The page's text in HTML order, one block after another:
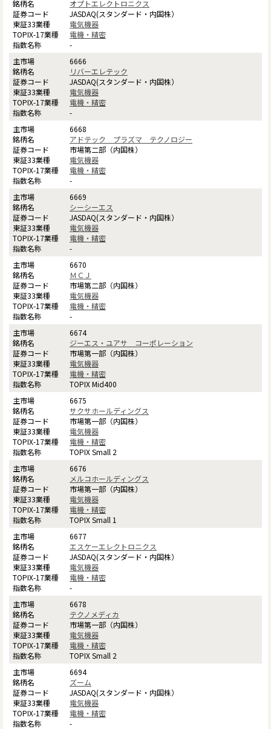
オプトエレクトロニクス
JASDAQ(スタンダード・内国株）
電気機器
電機・精密
-
6666
リバーエレテック
JASDAQ(スタンダード・内国株）
電気機器
電機・精密
-
6668
アドテック プラズマ テクノロジー
市場第二部（内国株）
電気機器
電機・精密
-
6669
シーシーエス
JASDAQ(スタンダード・内国株）
電気機器
電機・精密
-
6670
ＭＣＪ
市場第二部（内国株）
電気機器
電機・精密
-
6674
ジーエス・ユアサ コーポレーション
市場第一部（内国株）
電気機器
電機・精密
TOPIX Mid400
6675
サクサホールディングス
市場第一部（内国株）
電気機器
電機・精密
TOPIX Small 2
6676
メルコホールディングス
市場第一部（内国株）
電気機器
電機・精密
TOPIX Small 1
6677
エスケーエレクトロニクス
JASDAQ(スタンダード・内国株）
電気機器
電機・精密
-
6678
テクノメディカ
市場第一部（内国株）
電気機器
電機・精密
TOPIX Small 2
6694
ズーム
JASDAQ(スタンダード・内国株）
電気機器
電機・精密
-